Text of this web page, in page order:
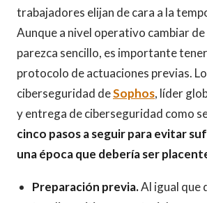
trabajadores elijan de cara a la
Aunque a nivel operativo cambiar
parezca sencillo, es importante
protocolo de actuaciones previas.
ciberseguridad deSophos, líder
y entrega de ciberseguridad como
cinco pasos a seguir para evitar
una época que debería ser
Preparación previa.Al igual que